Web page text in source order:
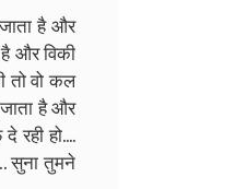
है और
और विकी
तो वो कल
है और
रही हो....
सुना तुमने